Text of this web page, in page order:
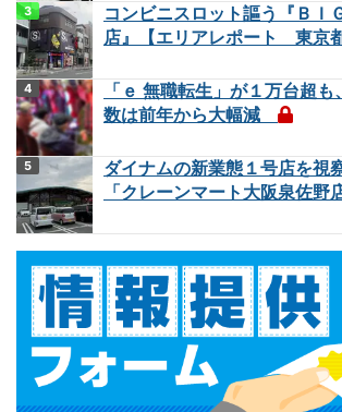
コンビニスロット謳う『ＢＩ
店』【エリアレポート 東京
「ｅ 無職転生」が１万台超
数は前年から大幅減
ダイナムの新業態１号店を視
「クレーンマート大阪泉佐野